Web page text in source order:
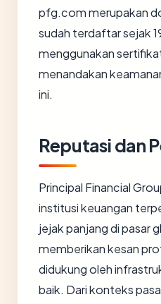
pfg.com merupakan
sudah terdaftar sejak
menggunakan
menandakan
ini.
Reputasi dan
Principal Financial
institusi keuangan
jejak panjang di pasar
memberikan kesan
didukung oleh
baik. Dari konteks